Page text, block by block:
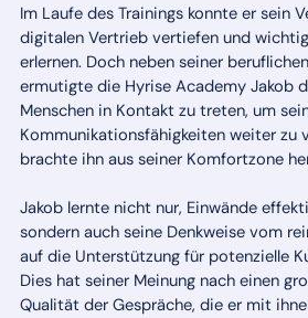
Im Laufe des Trainings konnte er sein
digitalen Vertrieb vertiefen und
erlernen. Doch neben seiner
ermutigte die Hyrise Academy Jakob
Menschen in Kontakt zu treten, um
Kommunikationsfähigkeiten weiter zu
brachte ihn aus seiner Komfortzone
Jakob lernte nicht nur, Einwände
sondern auch seine Denkweise vom
auf die Unterstützung für potenzielle
Dies hat seiner Meinung nach einen
Qualität der Gespräche, die er mit